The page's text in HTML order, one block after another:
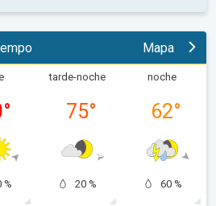
Mapa
°
%
tarde-noche
75°
20 %
noche
62°
60 %